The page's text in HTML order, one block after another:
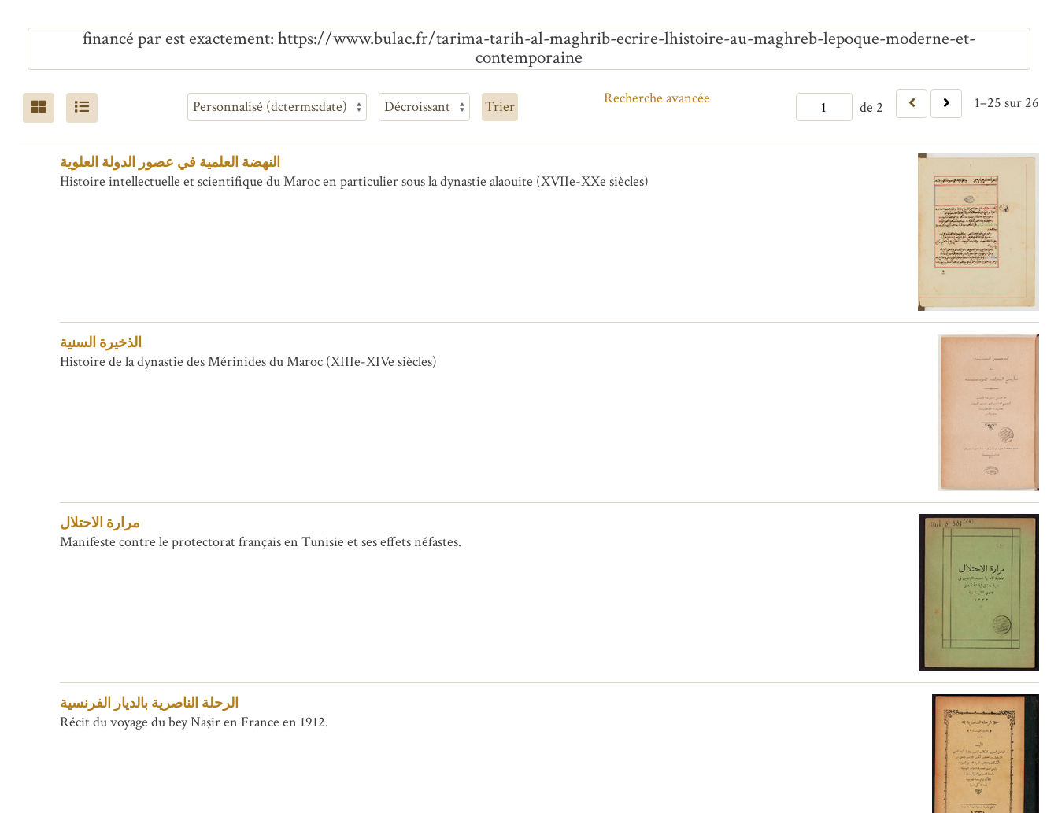
financé par est exactement https://www.bulac.fr/tarima-tarih-al-maghrib-ecrire-lhistoire-au-maghreb-lepoque-moderne-et-
contemporaine
de 2 1–25 sur 26
Recherche avancée
Trier
النهضة العلمية في عصور الدولة العلوية
Histoire intellectuelle et scientifique du Maroc en particulier sous la dynastie alaouite (XVIIe-XXe siècles)
الذخيرة السنية
Histoire de la dynastie des Mérinides du Maroc (XIIIe-XIVe siècles)
مرارة الاحتلال
Manifeste contre le protectorat français en Tunisie et ses effets néfastes.
الرحلة الناصرية بالديار الفرنسية
Récit du voyage du bey Nāṣir en France en 1912.